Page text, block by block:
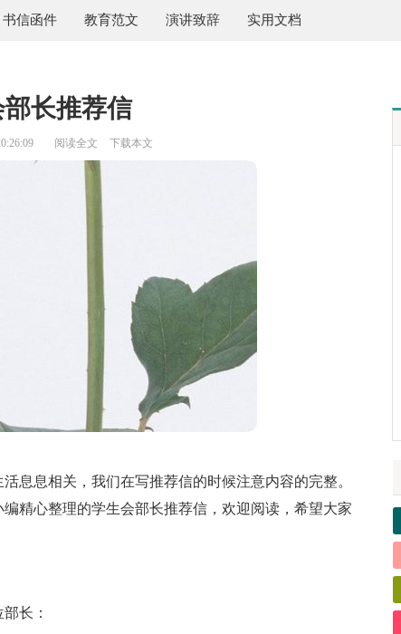
书信函件 教育范文 演讲致辞 实用文档
长推荐信
阅读全文 下载本文
息息相关，我们在写推荐信的时候注意内容的完整。
精心整理的学生会部长推荐信，欢迎阅读，希望大家
长：